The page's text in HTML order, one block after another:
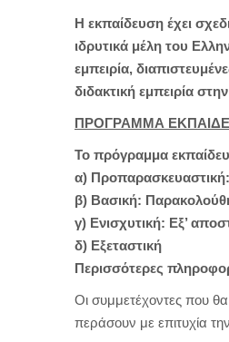
Η εκπαίδευση έχει
ιδρυτικά μέλη του
εμπειρία,
διδακτική εμπειρία
ΠΡΟΓΡΑΜΜΑ
Το πρόγραμμα
α)
β) Βασική:
γ) Ενισχυτική: Εξ’
δ) Εξεταστική
Περισσότερες
Οι συμμετέχοντες που
περάσουν με επιτυχία